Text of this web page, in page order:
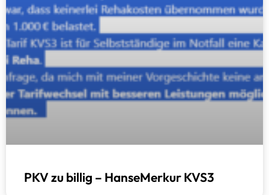
PKV zu billig – HanseMerkur KVS3